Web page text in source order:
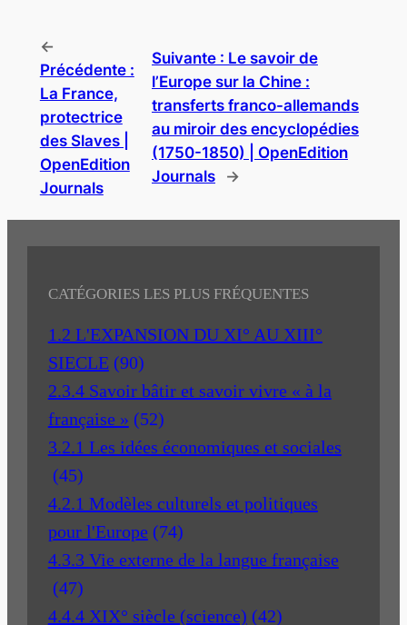
←
Précédente :
La France,
protectrice
des Slaves |
OpenEdition
Journals
Suivante : Le savoir de
l’Europe sur la Chine :
transferts franco-allemands
au miroir des encyclopédies
(1750-1850) | OpenEdition
Journals
→
CATÉGORIES LES PLUS FRÉQUENTES
1.2 L'EXPANSION DU XI° AU XIII°
SIECLE (90)
2.3.4 Savoir bâtir et savoir vivre « à la
française » (52)
3.2.1 Les idées économiques et sociales
(45)
4.2.1 Modèles culturels et politiques
pour l'Europe (74)
4.3.3 Vie externe de la langue française
(47)
4.4.4 XIX° siècle (science) (42)